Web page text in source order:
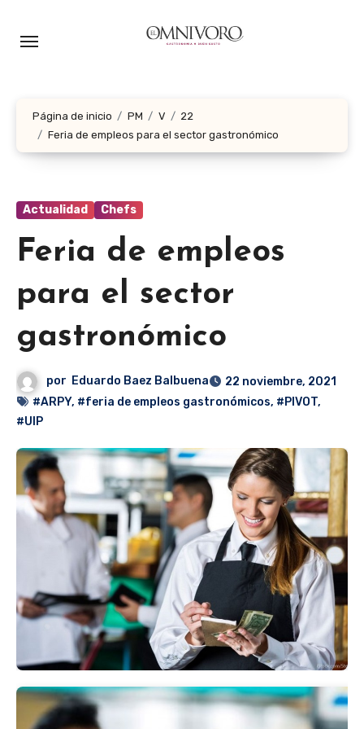
Página de inicio PM V
22
Feria de empleos para el sector gastronómico
Actualidad Chefs
Feria de empleos
para el sector
gastronómico
por Eduardo Baez Balbuena
22 noviembre, 2021
#ARPY, #feria de empleos gastronómicos, #PIVOT,
#UIP